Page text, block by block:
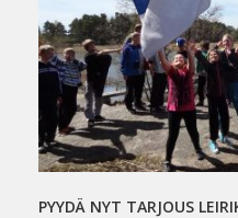
PYYDÄ NYT TARJOUS